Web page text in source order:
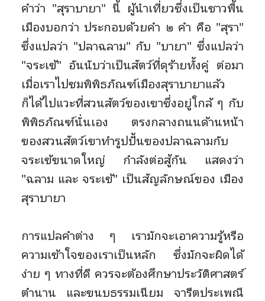
คำว่า "สุราบายา" นี้ ผู้นำเที่ยวซึ่งเป็นชาวพื้น
เมืองบอกว่า ประกอบด้วยคำ ๒ คำ คือ "สุรา"
ซึ่งแปลว่า "ปลาฉลาม" กับ "บายา" ซึ่งแปลว่า
"จระเข้" อันนับว่าเป็นสัตว์ที่ดุร้ายทั้งคู่ ต่อมา
เมื่อเราไปชมพิพิธภัณฑ์เมืองสุราบายาแล้ว
ก็ได้ไปแวะที่สวนสัตว์ของเขาซึ่งอยู่ใกล้ ๆ กับ
พิพิธภัณฑ์นั่นเอง ตรงกลางถนนด้านหน้า
ของสวนสัตว์เขาทำรูปปั้นของปลาฉลามกับ
จระเข้ขนาดใหญ่ กำลังต่อสู้กัน แสดงว่า
"ฉลาม และ จระเข้" เป็นสัญลักษณ์ของ เมือง
สุราบายา
การแปลคำต่าง ๆ เรามักจะเอาความรู้หรือ
ความเข้าใจของเราเป็นหลัก ซึ่งมักจะผิดได้
ง่าย ๆ ทางที่ดี ควรจะต้องศึกษาประวัติศาสตร์
ตำนาน และขนบธรรมเนียม จารีตประเพณี